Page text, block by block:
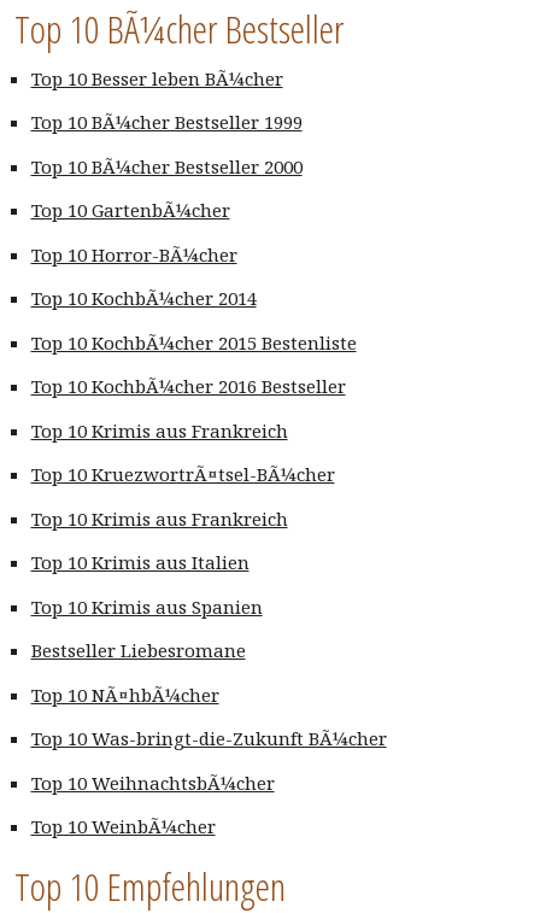
Top 10 BÃ¼cher Bestseller
Top 10 Besser leben BÃ¼cher
Top 10 BÃ¼cher Bestseller 1999
Top 10 BÃ¼cher Bestseller 2000
Top 10 GartenbÃ¼cher
Top 10 Horror-BÃ¼cher
Top 10 KochbÃ¼cher 2014
Top 10 KochbÃ¼cher 2015 Bestenliste
Top 10 KochbÃ¼cher 2016 Bestseller
Top 10 Krimis aus Frankreich
Top 10 KruezwortrÃ¤tsel-BÃ¼cher
Top 10 Krimis aus Frankreich
Top 10 Krimis aus Italien
Top 10 Krimis aus Spanien
Bestseller Liebesromane
Top 10 NÃ¤hbÃ¼cher
Top 10 Was-bringt-die-Zukunft BÃ¼cher
Top 10 WeihnachtsbÃ¼cher
Top 10 WeinbÃ¼cher
Top 10 Empfehlungen